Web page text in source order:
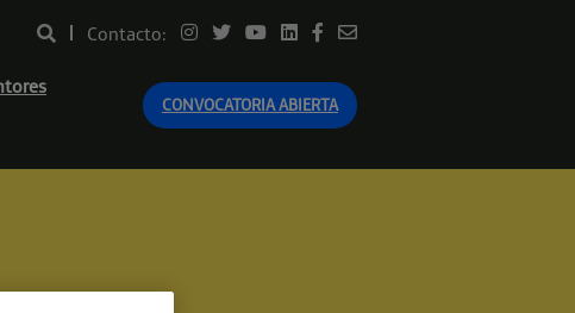
Contacto:
CONVOCATORIA ABIERTA